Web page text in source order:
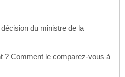
du ministre de la
? Comment le comparez-vous à